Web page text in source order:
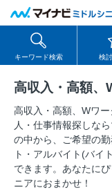
キーワード検索 検
高収入・高額、
高収入・高額、Wワ
⼈・仕事情報探しな
の中から、ご希望の
ト・アルバイト(バイ
できます。あなたに
ニアにおまかせ！